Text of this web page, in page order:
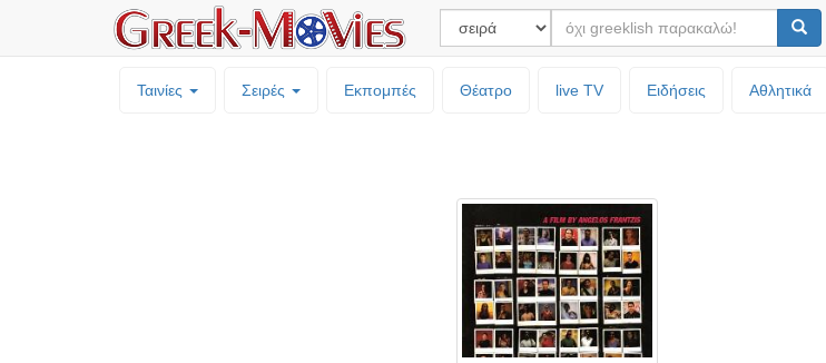
Ταινίες Σειρές Εκπομπές Θέατρο live TV Ειδήσεις Αθλητικά